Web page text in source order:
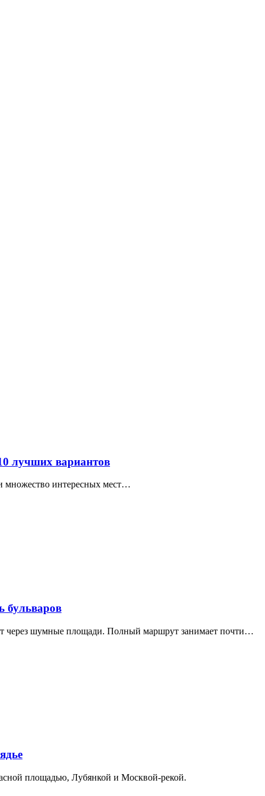
лучших вариантов
множество интересных мест…
бульваров
через шумные площади. Полный маршрут занимает почти…
площадью, Лубянкой и Москвой-рекой.